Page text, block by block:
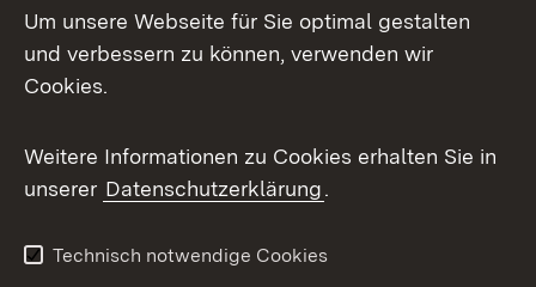
Mastodon
Messenger
Social Wall
X / Twitter
Youtube
Um unsere Webseite für Sie optimal gestalten
und verbessern zu können, verwenden wir
Cookies.
Weitere Informationen zu Cookies erhalten Sie in
unserer Datenschutzerklärung.
Technisch notwendige Cookies